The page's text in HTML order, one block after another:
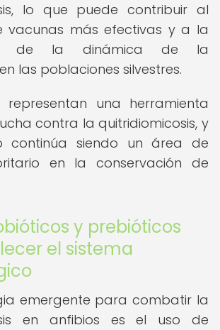
lo que puede contribuir al
vacunas más efectivas y a la
de la dinámica de la
las poblaciones silvestres.
representan una herramienta
contra la quitridiomicosis, y
continúa siendo un área de
en la conservación de
y prebióticos
el sistema
emergente para combatir la
en anfibios es el uso de